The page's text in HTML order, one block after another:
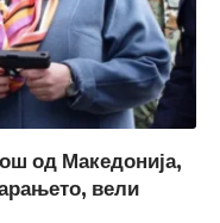
од Македонија,
вели